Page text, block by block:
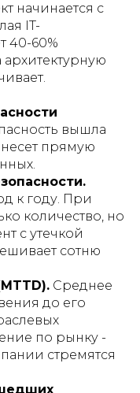
начинается с
IT-
40-60%
архитектурную
вышла
прямую
к году. При
количество, но
с утечкой
сотню
Среднее
до его
по рынку -
стремятся